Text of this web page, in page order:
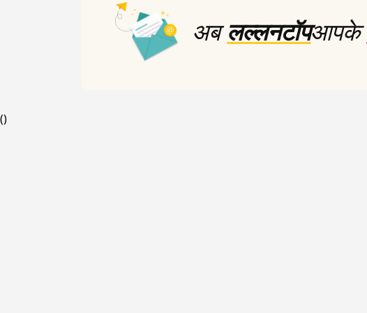
minutes,
Volume
अबलल्लनटॉपआपके
()